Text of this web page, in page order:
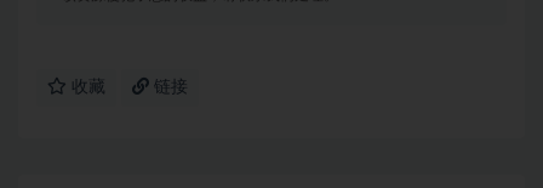
收藏 链接